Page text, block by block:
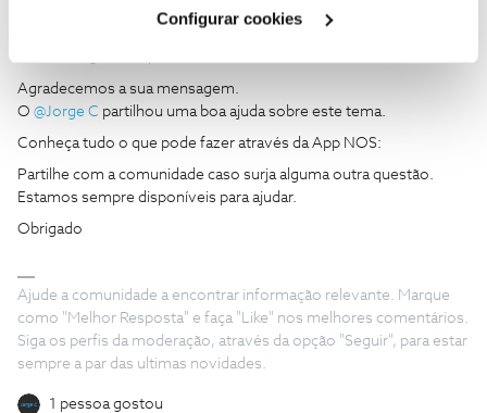
Configurar cookies Forum|Forum|2 years ago
Agradecemos a sua mensagem.
O @Jorge C partilhou uma boa ajuda sobre este tema.
Conheça tudo o que pode fazer através da App NOS:
Partilhe com a comunidade caso surja alguma outra questão.
Estamos sempre disponíveis para ajudar.
Obrigado
Ajude a comunidade a encontrar informação relevante. Marque
como "Melhor Resposta" e faça "Like" nos melhores comentários.
Siga os perfis da moderação, através da opção "Seguir", para estar
sempre a par das ultimas novidades.
1 pessoa gostou